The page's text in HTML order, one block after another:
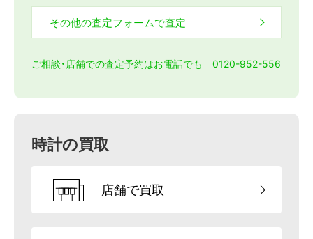
その他の査定フォームで査定
ご相談・店舗での査定予約はお電話でも 0120-952-556
時計の買取
店舗で買取